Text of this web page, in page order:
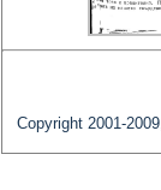
Copyright 2001-